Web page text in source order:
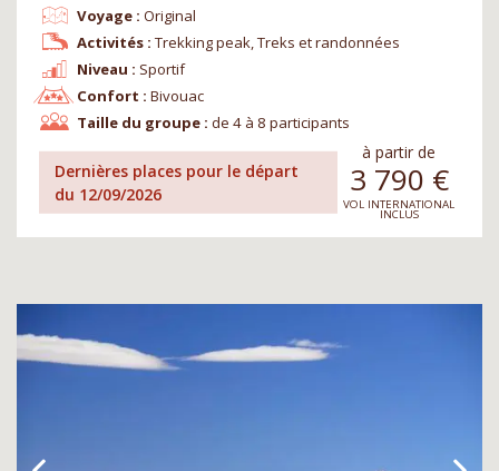
Niveau : Sportif
Voyage : Original
Confort : Bivouac
Activités : Trekking peak, Treks et randonnées
Taille du groupe : de 4 à 8 participants
Dernières places pour le départ
du 12/09/2026
à partir de
3 790 €
VOL INTERNATIONAL
INCLUS